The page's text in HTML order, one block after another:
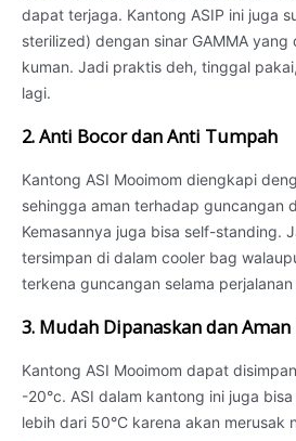
dapat terjaga. Kantong ASIP ini juga
sterilized) dengan sinar GAMMA
kuman. Jadi praktis deh, tinggal
lagi.
2. Anti Bocor dan Anti Tumpah
Kantong ASI Mooimom diengkapi
sehingga aman terhadap guncangan
Kemasannya juga bisa self-standing.
tersimpan di dalam cooler bag
terkena guncangan selama
3. Mudah Dipanaskan dan
Kantong ASI Mooimom dapat
-20°c. ASI dalam kantong ini juga
lebih dari 50°C karena akan merusak